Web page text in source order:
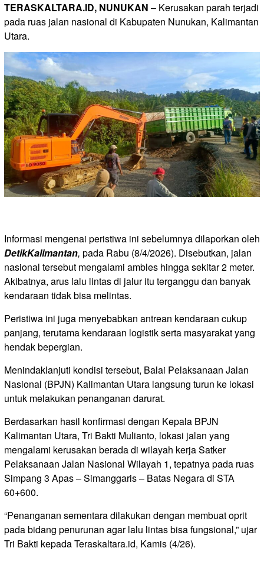
TERASKALTARA.ID, NUNUKAN – Kerusakan parah terjadi
pada ruas jalan nasional di Kabupaten Nunukan, Kalimantan
Utara.
Informasi mengenai peristiwa ini sebelumnya dilaporkan oleh
DetikKalimantan, pada Rabu (8/4/2026). Disebutkan, jalan
nasional tersebut mengalami ambles hingga sekitar 2 meter.
Akibatnya, arus lalu lintas di jalur itu terganggu dan banyak
kendaraan tidak bisa melintas.
Peristiwa ini juga menyebabkan antrean kendaraan cukup
panjang, terutama kendaraan logistik serta masyarakat yang
hendak bepergian.
Menindaklanjuti kondisi tersebut, Balai Pelaksanaan Jalan
Nasional (BPJN) Kalimantan Utara langsung turun ke lokasi
untuk melakukan penanganan darurat.
Berdasarkan hasil konfirmasi dengan Kepala BPJN
Kalimantan Utara, Tri Bakti Mulianto, lokasi jalan yang
mengalami kerusakan berada di wilayah kerja Satker
Pelaksanaan Jalan Nasional Wilayah 1, tepatnya pada ruas
Simpang 3 Apas – Simanggaris – Batas Negara di STA
60+600.
“Penanganan sementara dilakukan dengan membuat oprit
pada bidang penurunan agar lalu lintas bisa fungsional,” ujar
Tri Bakti kepada Teraskaltara.id, Kamis (4/26).